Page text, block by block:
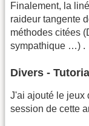
Finalement, la
raideur tangente
méthodes citées
sympathique …) .
Divers -
J'ai ajouté le jeux
session de cette